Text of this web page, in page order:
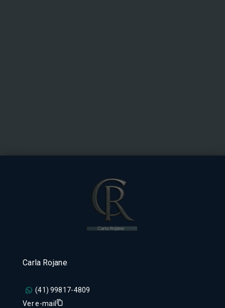
Carla Rojane
(41) 99817-4809
Ver e-mail